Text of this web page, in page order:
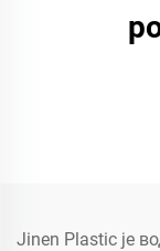
Jinen Plastic је